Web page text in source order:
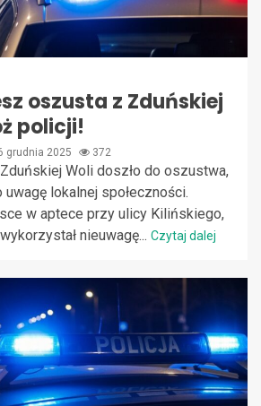
oszusta z Zduńskiej
policji!
grudnia 2025 372
Woli doszło do oszustwa,
uwagę lokalnej społeczności.
w aptece przy ulicy Kilińskiego,
nieuwagę... Czytaj dalej